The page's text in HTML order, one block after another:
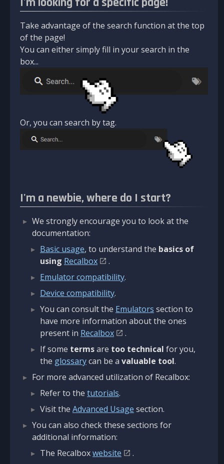
Take advantage of the search function at the top
of the page!
You can either simply fill in your search in the
box...
Or, you can search by tag.
I'm a newbie, where do I start?
We strongly encourage you to look at the
documentation:
Basic usage, to understand the basics of
using Recalbox
.
Emulator compatibility.
Device compatibility.
You can consult the Emulators section to
have more information about the ones
present in Recalbox
.
If some termsare too technical for you,
the glossarycan be a valuable tool.
For more advanced utilization of Recalbox:
Refer to the tutorials.
Visit the Advanced Usage section.
You can also check these sections for
additional information:
The Recalboxwebsite
.